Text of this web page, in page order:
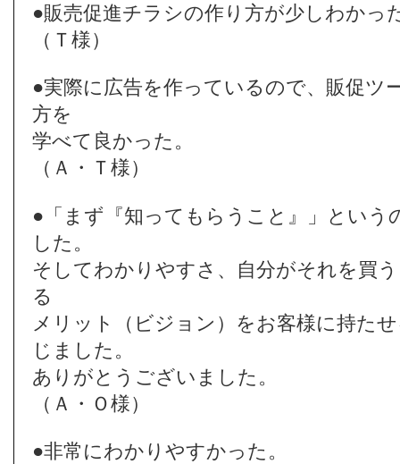
●販売促進チラシの作り方が少しわかっ
（Ｔ様）
●実際に広告を作っているので、販促ツ
方を
学べて良かった。
（Ａ・Ｔ様）
●「まず『知ってもらうこと』」という
した。
そしてわかりやすさ、自分がそれを買
る
メリット（ビジョン）をお客様に持た
じました。
ありがとうございました。
（Ａ・Ｏ様）
●非常にわかりやすかった。